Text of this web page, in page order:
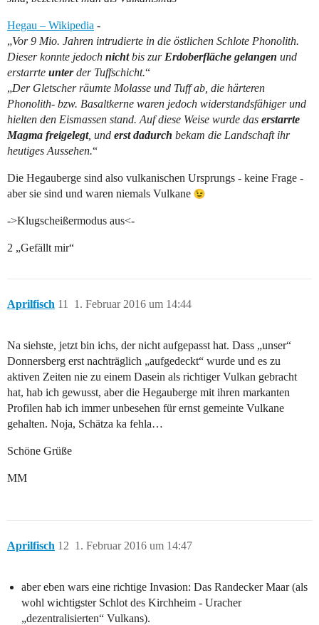
Hegau – Wikipedia -
„Vor 9 Mio. Jahren intrudierte in die östlichen Schlote Phonolith.
Dieser konnte jedoch nichtbis zur Erdoberfläche gelangen und
erstarrte unterder Tuffschicht.“
„Der Gletscher räumte Molasse und Tuff ab, die härteren
Phonolith- bzw. Basaltkerne waren jedoch widerstandsfähiger und
hielten den Eismassen stand. Auf diese Weise wurde das erstarrte
Magma freigelegt, und erst dadurch bekam die Landschaft ihr
heutiges Aussehen.“
Die Hegauberge sind also vulkanischen Ursprungs - keine Frage -
aber sie sind und waren niemals Vulkane
->Klugscheißermodus aus<-
2 „Gefällt mir“
Aprilfisch 1. Februar 2016 um 14:44
11
Na siehste, jetzt bin ichs, der nicht aufgepasst hat. Dass „unser“
Donnersberg erst nachträglich „aufgedeckt“ wurde und es zu
aktiven Zeiten nie zu einem Dasein als richtiger Vulkan gebracht
hat, hab ich gewusst, aber die Hegauberge mit ihren markanten
Profilen hab ich immer unbesehen für ernst gemeinte Vulkane
gehalten. Noja, Schätza ka fehla…
Schöne Grüße
MM
Aprilfisch 1. Februar 2016 um 14:47
12
aber eben wars eine richtige Invasion: Das Randecker Maar (als
wohl wichtigster Schlot des Kirchheim - Uracher
„dezentralisierten“ Vulkans).